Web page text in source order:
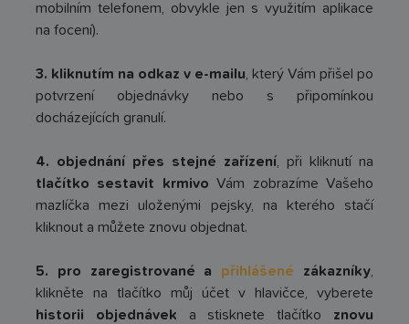
mobilním telefonem, obvykle jen s využitím aplikace
na focení).
3. kliknutím na odkaz v e-mailu , který Vám přišel po
potvrzení objednávky nebo s připomínkou
docházejících granulí.
4. objednání přes stejné zařízení , při kliknutí na
tlačítko sestavit krmivo Vám zobrazíme Vašeho
mazlíčka mezi uloženými pejsky, na kterého stačí
kliknout a můžete znovu objednat.
5. pro zaregistrované a přihlášené zákazníky
klikněte na tlačítko můj účet v hlavičce, vyberete
historii objednávek a stisknete tlačítko znovu